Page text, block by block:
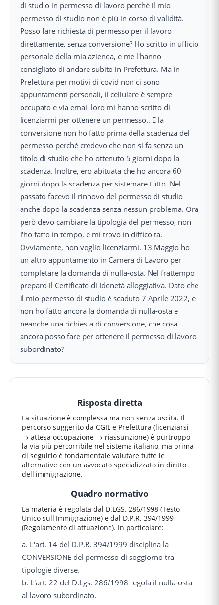
di studio in permesso di lavoro perchè il mio
permesso di studio non è più in corso di validità.
Posso fare richiesta di permesso per il lavoro
direttamente, senza conversione? Ho scritto in ufficio
personale della mia azienda, e me l'hanno
consigliato di andare subito in Prefettura. Ma in
Prefettura per motivi di covid non ci sono
appuntamenti personali, il cellulare è sempre
occupato e via email loro mi hanno scritto di
licenziarmi per ottenere un permesso.. E la
conversione non ho fatto prima della scadenza del
permesso perchè credevo che non si fa senza un
titolo di studio che ho ottenuto 5 giorni dopo la
scadenza. Inoltre, ero abituata che ho ancora 60
giorni dopo la scadenza per sistemare tutto. Nel
passato facevo il rinnovo del permesso di studio
anche dopo la scadenza senza nessun problema. Ora
però devo cambiare la tipologia del permesso, non
l'ho fatto in tempo, e mi trovo in difficolta.
Ovviamente, non voglio licenziarmi. 13 Maggio ho
un altro appuntamento in Camera di Lavoro per
completare la domanda di nulla-osta. Nel frattempo
preparo il Certificato di Idonetà alloggiativa. Dato che
il mio permesso di studio è scaduto 7 Aprile 2022, e
non ho fatto ancora la domanda di nulla-osta e
neanche una richiesta di conversione, che cosa
ancora posso fare per ottenere il permesso di lavoro
subordinato?
Risposta diretta
La situazione è complessa ma non senza uscita. Il
percorso suggerito da CGIL e Prefettura (licenziarsi
→ attesa occupazione → riassunzione) è purtroppo
la via più percorribile nel sistema italiano, ma prima
di seguirlo è fondamentale valutare tutte le
alternative con un avvocato specializzato in diritto
dell'immigrazione.
Quadro normativo
La materia è regolata dal D.LGS. 286/1998 (Testo
Unico sull'Immigrazione) e dal D.P.R. 394/1999
(Regolamento di attuazione). In particolare:
a. L'art. 14 del D.P.R. 394/1999 disciplina la
CONVERSIONE del permesso di soggiorno tra
tipologie diverse.
b. L'art. 22 del D.Lgs. 286/1998 regola il nulla-osta
al lavoro subordinato.